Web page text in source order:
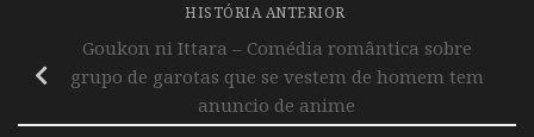
HISTÓRIA ANTERIOR
Goukon ni Ittara – Comédia romântica sobre
grupo de garotas que se vestem de homem tem
anuncio de anime